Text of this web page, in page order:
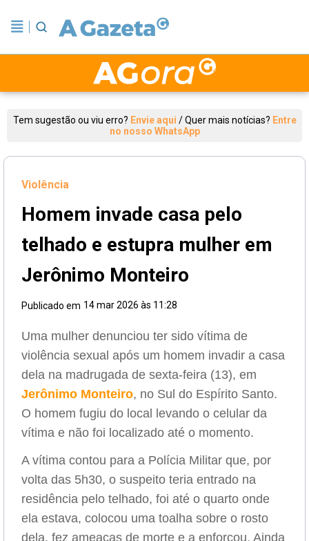
Tem sugestão ou viu erro? Envie aqui /Quer mais notícias? Entre
no nosso WhatsApp
Violência
Homem invade casa pelo
telhado e estupra mulher em
Jerônimo Monteiro
Publicado em 14 mar 2026 às 11:28
Uma mulher denunciou ter sido vítima de
violência sexual após um homem invadir a casa
dela na madrugada de sexta-feira (13), em
Jerônimo Monteiro, no Sul do Espírito Santo.
O homem fugiu do local levando o celular da
vítima e não foi localizado até o momento.
A vítima contou para a Polícia Militar que, por
volta das 5h30, o suspeito teria entrado na
residência pelo telhado, foi até o quarto onde
ela estava, colocou uma toalha sobre o rosto
dela, fez ameaças de morte e a enforcou. Ainda